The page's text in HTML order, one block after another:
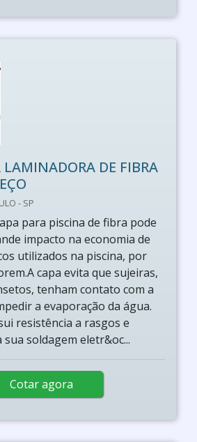
DE FIBRA
- SP
para piscina de fibra pode
impacto na economia de
utilizados na piscina, por
capa evita que sujeiras,
tenham contato com a
a evaporação da água.
resistência a rasgos e
soldagem eletr&oc...
Cotar agora